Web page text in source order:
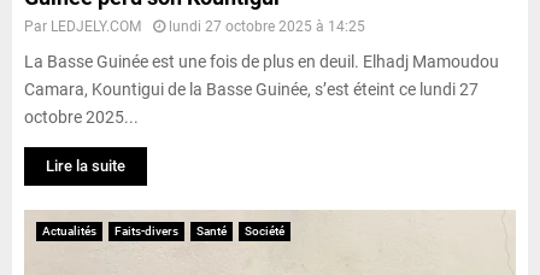
Par LEDJELY.COM lundi 27 octobre 2025 à 14:25
La Basse Guinée est une fois de plus en deuil. Elhadj Mamoudou
Camara, Kountigui de la Basse Guinée, s’est éteint ce lundi 27
octobre 2025...
Lire la suite
Actualités Faits-divers Santé Société